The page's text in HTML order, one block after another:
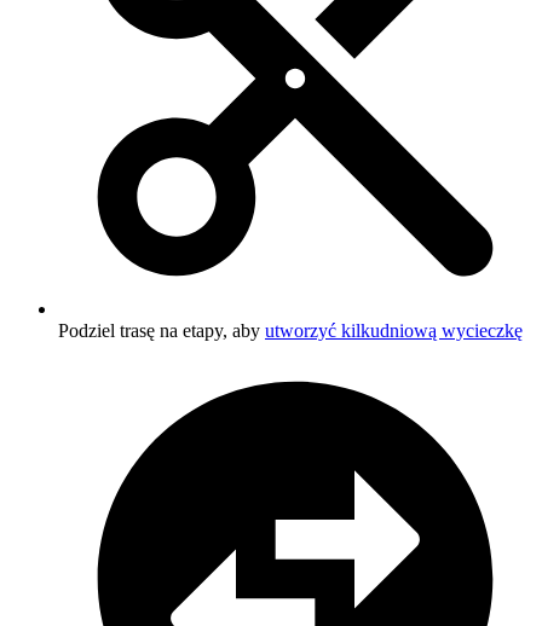
Podziel trasę na etapy, aby utworzyć kilkudniową wycieczkę